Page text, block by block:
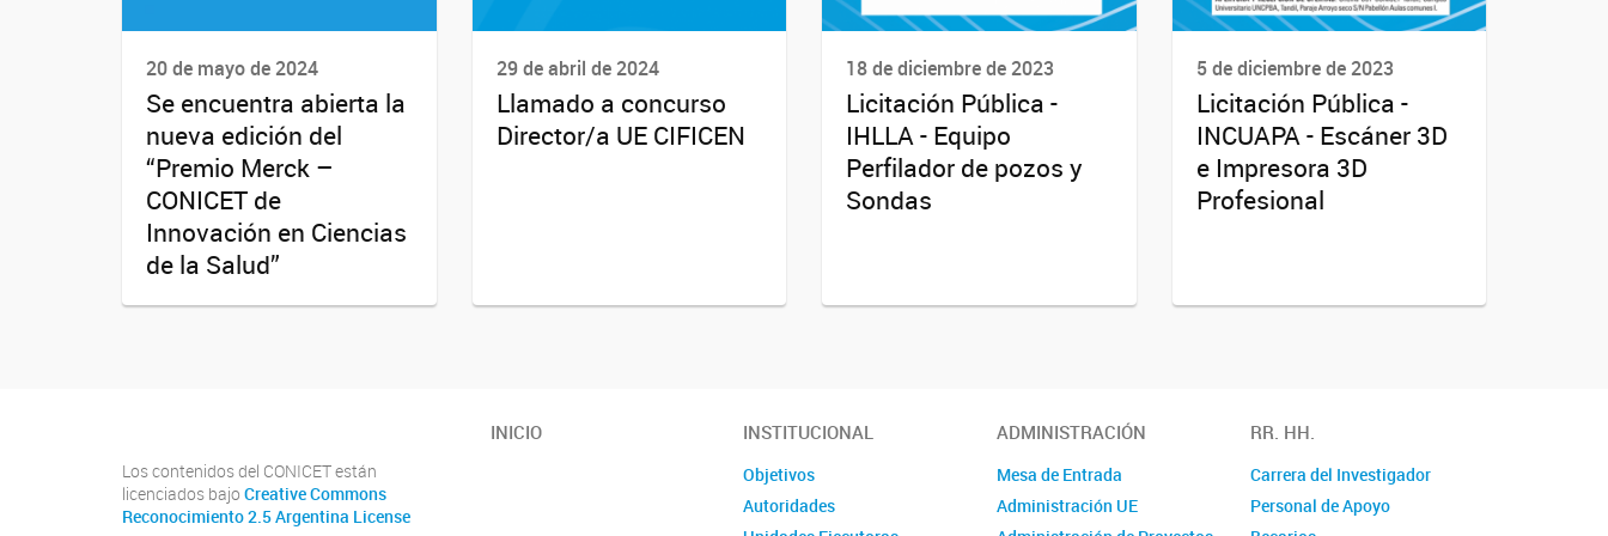
20 de mayo de 2024
Se encuentra abierta la
nueva edición del
“Premio Merck –
CONICET de
Innovación en Ciencias
de la Salud”
29 de abril de 2024
Llamado a concurso
Director/a UE CIFICEN
18 de diciembre de 2023
Licitación Pública -
IHLLA - Equipo
Perfilador de pozos y
Sondas
5 de diciembre de 2023
Licitación Pública -
INCUAPA - Escáner 3D
e Impresora 3D
Profesional
Los contenidos del CONICET están
licenciados bajo Creative Commons
Reconocimiento 2.5 Argentina License
INICIO INSTITUCIONAL
Objetivos
Autoridades
ADMINISTRACIÓN
Mesa de Entrada
Administración UE
RR. HH.
Carrera del Investigador
Personal de Apoyo